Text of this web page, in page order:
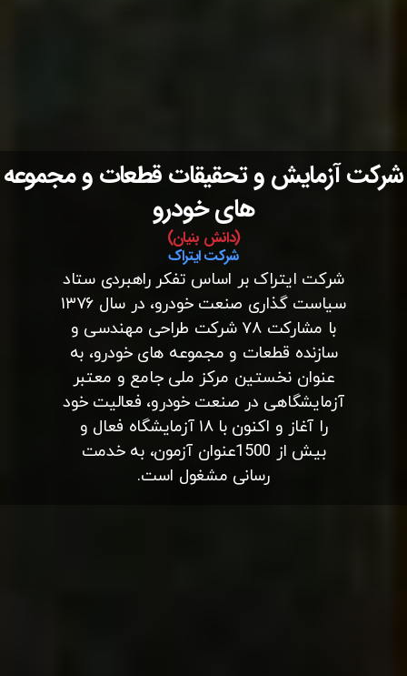
شرکت آزمایش و تحقیقات قطعات و مجموعه
های خودرو
(دانش بنیان)
شرکت ایتراک
شرکت ایتراک بر اساس تفکر راهبردی ستاد
سیاست گذاری صنعت خودرو، در سال ۱۳۷۶
با مشارکت ۷۸ شرکت طراحی مهندسی و
سازنده قطعات و مجموعه های خودرو، به
عنوان نخستین مرکز ملی جامع و معتبر
آزمایشگاهی در صنعت خودرو، فعالیت خود
را آغاز و اکنون با ۱۸ آزمایشگاه فعال و
بیش از 1500عنوان آزمون، به خدمت
رسانی مشغول است.